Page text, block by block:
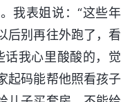
我表姐说：“这些年
后别再往外跑了，看
话我心里酸酸的，觉
起码能帮他照看孩子